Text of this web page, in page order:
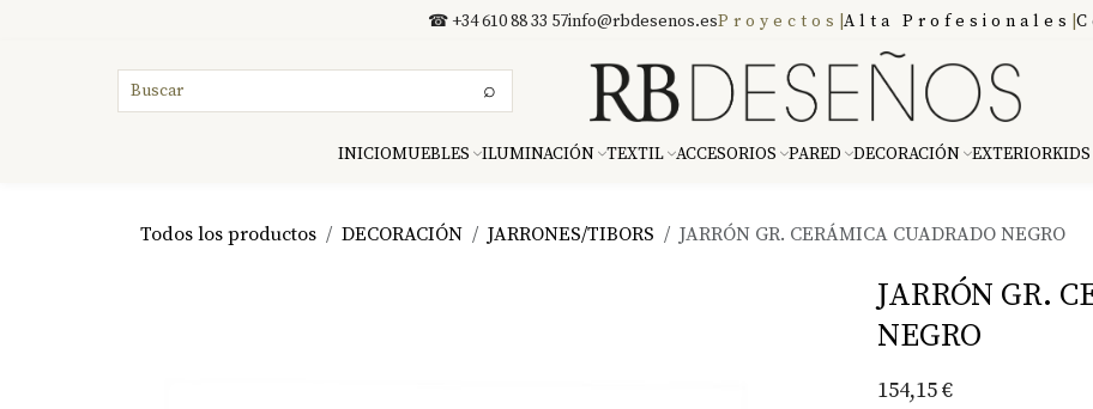
☎ +34 610 88 33 57info@rbdesenos.esProyectos Alta Profesionales
⌕
INICIOMUEBLES ILUMINACIÓN TEXTIL ACCESORIOS PARED DECORACIÓN EXTERIORKIDS
Todos los productos DECORACIÓN JARRONES/TIBORS JARRÓN GR. CERÁMICA CUADRADO NEGRO
JARRÓN GR.
NEGRO
154,15€